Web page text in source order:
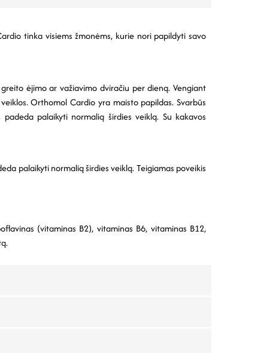
tinka visiems žmonėms, kurie nori papildyti savo
ėjimo ar važiavimo dviračiu per dieną. Vengiant
Orthomol Cardio yra maisto papildas. Svarbūs
palaikyti normalią širdies veiklą. Su kakavos
palaikyti normalią širdies veiklą. Teigiamas poveikis
(vitaminas B2), vitaminas B6, vitaminas B12,